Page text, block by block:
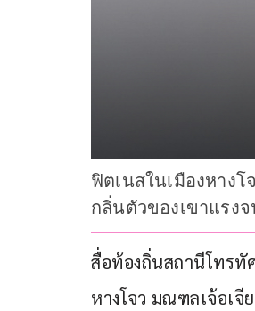
ฟิตเนสในเมืองหาง
กลิ่นตัวของเขาแรง
สื่อท้องถิ่นสถานีโทรทั
หางโจว มณฑลเจ้อเ